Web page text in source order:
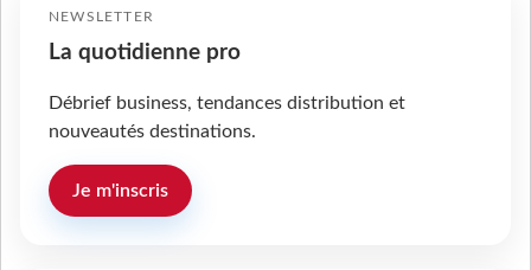
NEWSLETTER
La quotidienne pro
Débrief business, tendances distribution et
nouveautés destinations.
Je m'inscris